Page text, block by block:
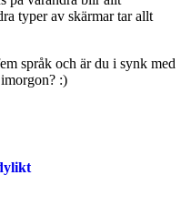
typer av skärmar tar allt
språk och är du i synk med
:)